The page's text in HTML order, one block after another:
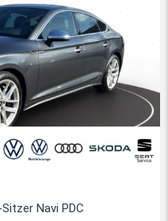
Navi PDC